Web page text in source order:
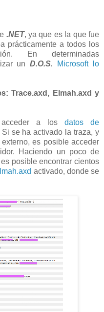
.NET, ya que es la que fue
prácticamente a todos los
En determinadas
unD.O.S.
Microsoft lo
Trace.axd, Elmah.axd y
acceder a los datos de
Si se ha activado la traza, y
es posible acceder
Haciendo un poco de
es posible encontrar cientos
activado, donde se